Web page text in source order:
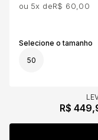
5x R$ 60,00
50
R$